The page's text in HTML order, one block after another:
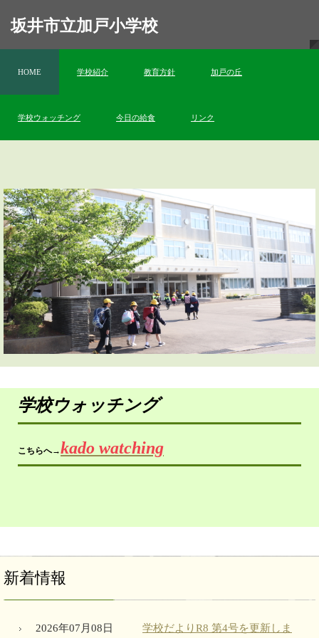
坂井市立加戸小学校
HOME 学校紹介 教育方針 加戸の丘
学校ウォッチング 今日の給食 リンク
学校ウォッチング
こちらへ→kado watching
新着情報
2026年07月08日 学校だよりR8 第4号を更新しま